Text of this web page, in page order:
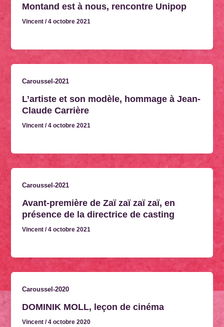
Montand est à nous, rencontre Unipop
Vincent/4 octobre 2021
Caroussel-2021
L’artiste et son modèle, hommage à Jean-
Claude Carrière
Vincent/4 octobre 2021
Caroussel-2021
Avant-première de Zaï zaï zaï zaï, en
présence de la directrice de casting
Vincent/4 octobre 2021
Caroussel-2020
DOMINIK MOLL, leçon de cinéma
Vincent/4 octobre 2020